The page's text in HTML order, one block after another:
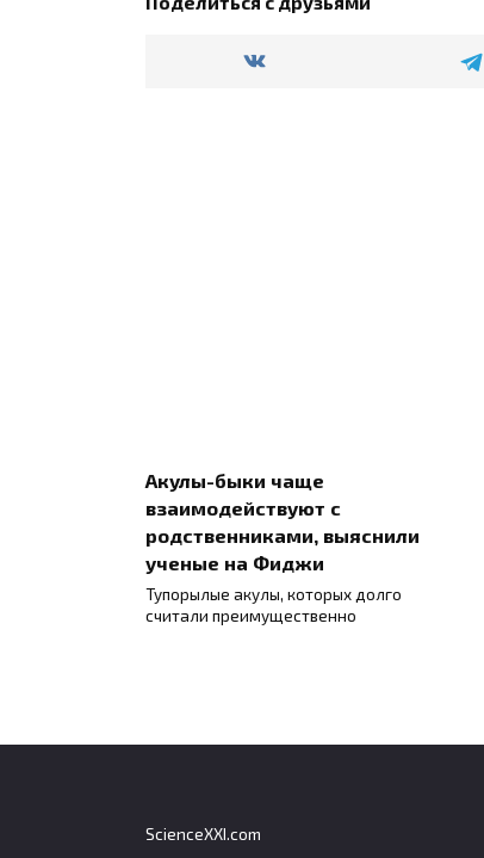
Акулы-быки чаще
взаимодействуют с
родственниками, выяснили
ученые на Фиджи
Тупорылые акулы, которых долго
считали преимущественно
ScienceXXI.com